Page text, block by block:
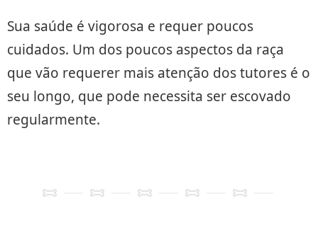
Sua saúde é vigorosa e requer poucos
cuidados. Um dos poucos aspectos da raça
que vão requerer mais atenção dos tutores é o
seu longo, que pode necessita ser escovado
regularmente.